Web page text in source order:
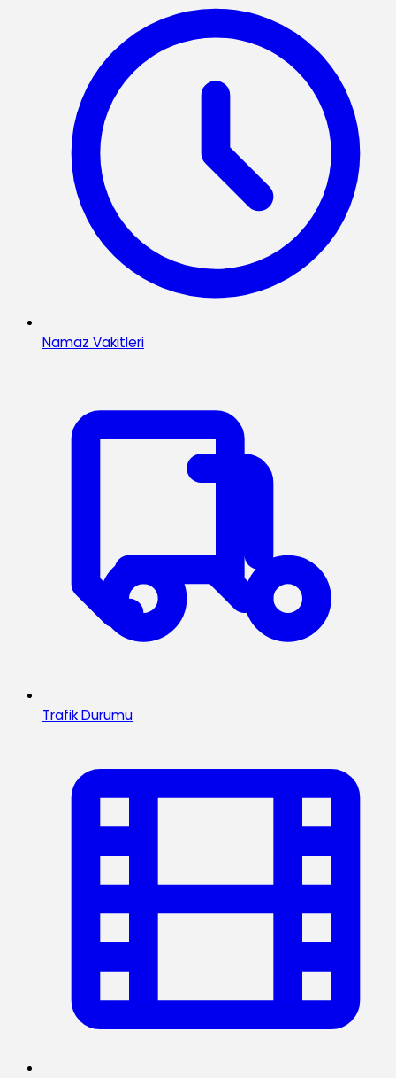
Namaz Vakitleri
Trafik Durumu